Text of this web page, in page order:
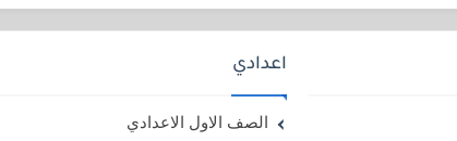
اعدادي
الصف الاول الاعدادي